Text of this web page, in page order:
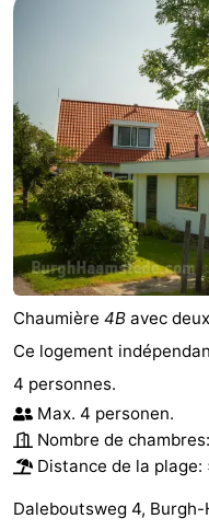
Chaumière 4B avec
Ce logement
4 personnes.
Max. 4 personen.
Nombre de
Distance de la plage:
Daleboutsweg 4,